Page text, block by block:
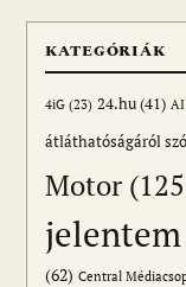
KATEGÓRIÁK
4iG (23) 24.hu(41) AI
átláthatóságáról
Motor
jelentem
(62) Central